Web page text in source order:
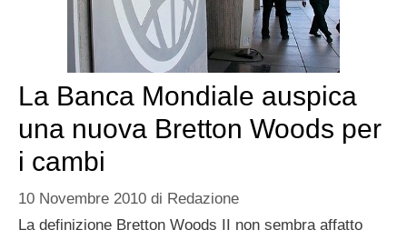
La Banca Mondiale auspica
una nuova Bretton Woods per
i cambi
10 Novembre 2010 di Redazione
La definizione Bretton Woods II non sembra affatto